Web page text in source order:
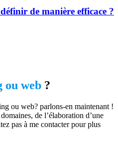
de manière efficace ?
ou web ?
ou web? parlons-en maintenant !
de l’élaboration d’une
pas à me contacter pour plus